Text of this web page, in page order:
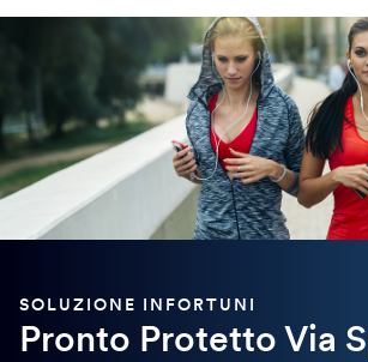
SOLUZIONE INFORTUNI
Pronto Protetto Via